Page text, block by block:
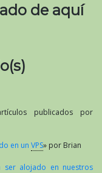
de aquí
publicados por
en un VPS» por Brian
ser alojado en nuestros